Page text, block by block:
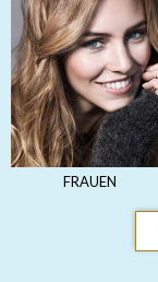
FRAUEN